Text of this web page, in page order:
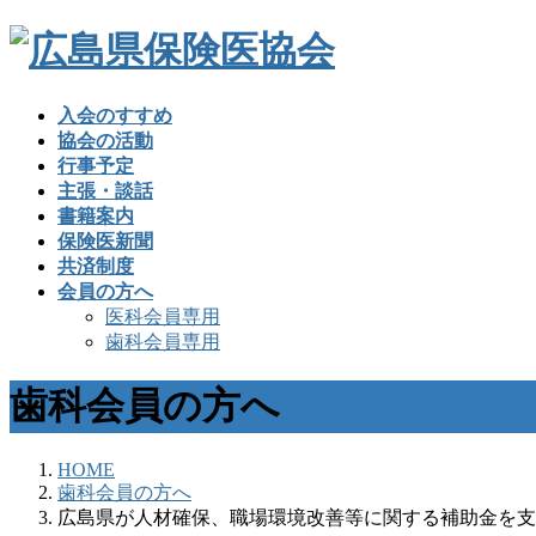
入会のすすめ
協会の活動
行事予定
主張・談話
書籍案内
保険医新聞
共済制度
会員の方へ
医科会員専用
歯科会員専用
歯科会員の方へ
HOME
歯科会員の方へ
広島県が人材確保、職場環境改善等に関する補助金を